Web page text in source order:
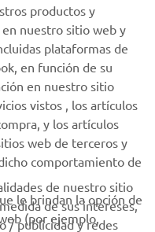
ofertas, eventos
productos y
nuestro sitio web y
plataformas de
en función de su
en nuestro sitio
vistos , los artículos
y los artículos
web de terceros y
comportamiento de
le brindan la opción de
(por ejemplo,
de nuestro sitio
de sus intereses,
/ publicidad y redes